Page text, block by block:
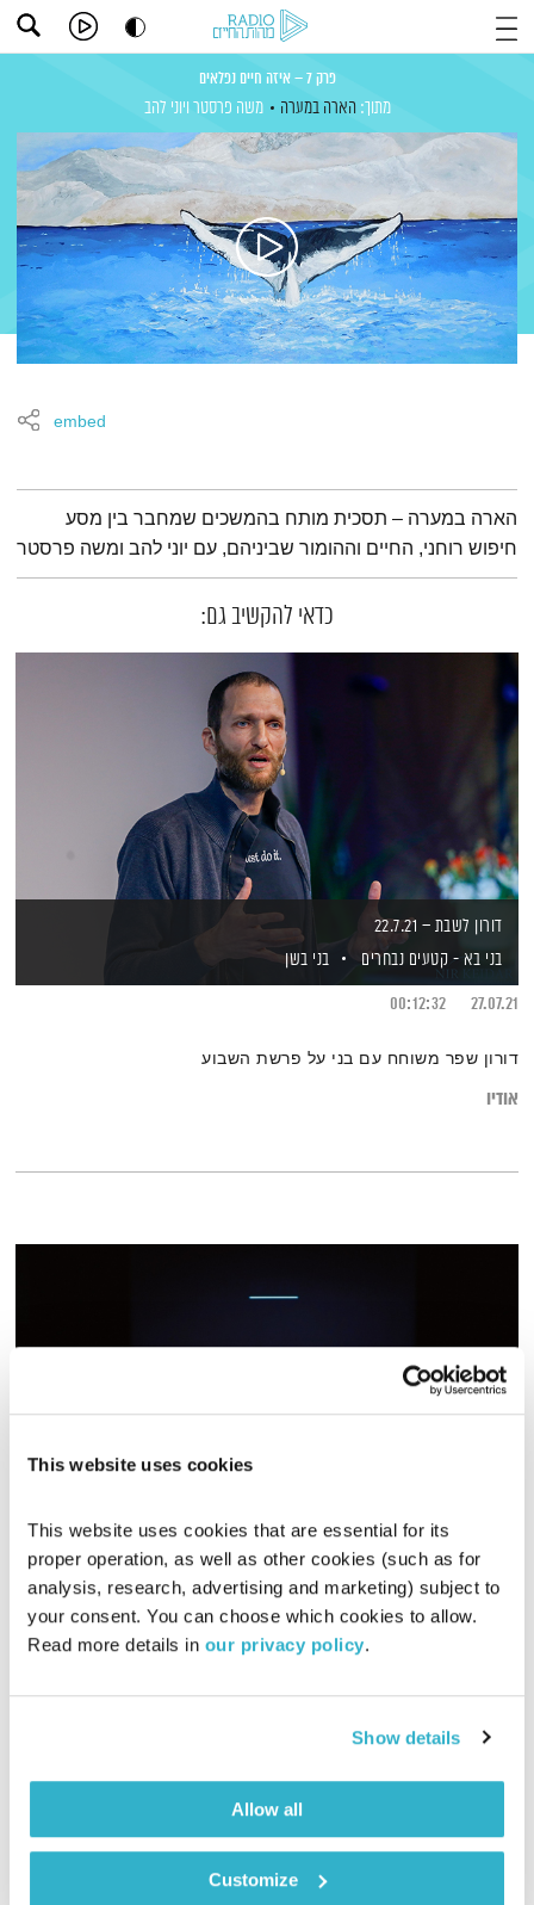
This website uses cookies
This website uses cookies that are essential for its
proper operation, as well as other cookies (such as for
analysis, research, advertising and marketing) subject to
your consent. You can choose which cookies to allow.
Read more details in our privacy policy.
Show details
Allow all
Customize
פרק 7 – איזה חיים נפלאים
מתוך: הארה במערה משה פרסטר ויוני להב
embed
תמצית הפודקאסט
הארה במערה – תסכית מותח בהמשכים שמחבר בין מסע
חיפוש רוחני, החיים וההומור שביניהם, עם יוני להב ומשה פרסטר
כדאי להקשיב גם:
דורון לשבת – 22.7.21
בני בא - קטעים נבחרים
בני בשן
27.07.21
00:12:32
דורון שפר משוחח עם בני על פרשת השבוע
אודיו
לצלול לתוך פסקול
דידי ארז
01.03.15
00:58:22
דידי ארז צולל בכל שבוע לפסקול של סרט אחר, והפעם – ג'אנגו ללא